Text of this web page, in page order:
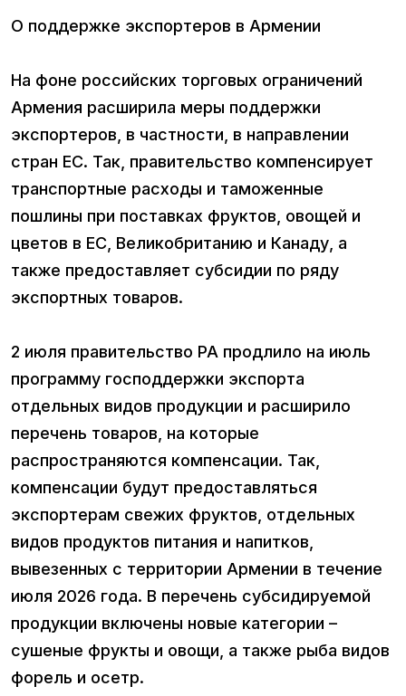
О поддержке экспортеров в Армении
На фоне российских торговых ограничений
Армения расширила меры поддержки
экспортеров, в частности, в направлении
стран ЕС. Так, правительство компенсирует
транспортные расходы и таможенные
пошлины при поставках фруктов, овощей и
цветов в ЕС, Великобританию и Канаду, а
также предоставляет субсидии по ряду
экспортных товаров.
2 июля правительство РА продлило на июль
программу господдержки экспорта
отдельных видов продукции и расширило
перечень товаров, на которые
распространяются компенсации. Так,
компенсации будут предоставляться
экспортерам свежих фруктов, отдельных
видов продуктов питания и напитков,
вывезенных с территории Армении в течение
июля 2026 года. В перечень субсидируемой
продукции включены новые категории –
сушеные фрукты и овощи, а также рыба видов
форель и осетр.